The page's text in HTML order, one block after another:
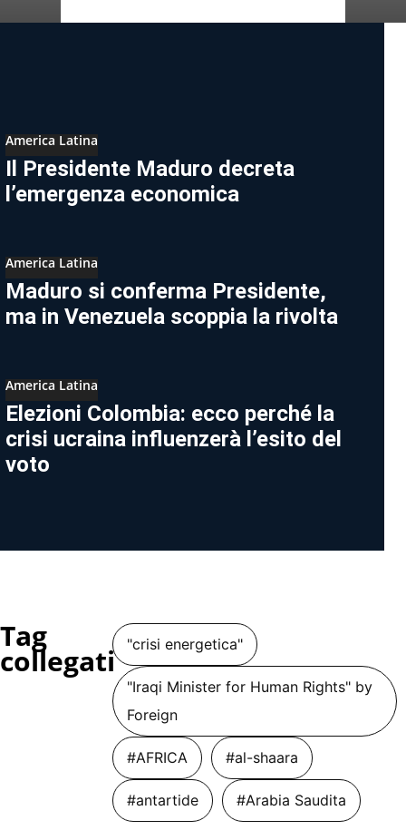
America Latina
Il Presidente Maduro decreta
l’emergenza economica
America Latina
Maduro si conferma Presidente,
ma in Venezuela scoppia la rivolta
America Latina
Elezioni Colombia: ecco perché la
crisi ucraina influenzerà l’esito del
voto
Tag
collegati "crisi energetica"
"Iraqi Minister for Human Rights" by
Foreign
#AFRICA #al-shaara
#antartide #Arabia Saudita